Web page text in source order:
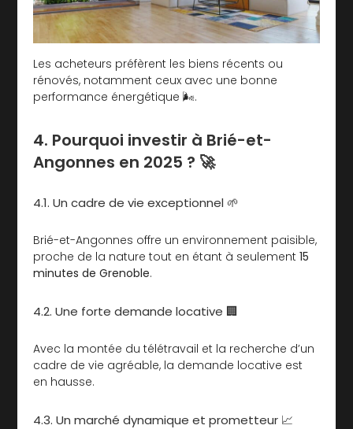
Les acheteurs préfèrent les biens récents ou
rénovés, notamment ceux avec une bonne
performance énergétique 🌬.
4. Pourquoi investir à Brié-et-
Angonnes en 2025 ? 🚀
4.1. Un cadre de vie exceptionnel 🌱
Brié-et-Angonnes offre un environnement paisible,
proche de la nature tout en étant à seulement15
minutes de Grenoble.
4.2. Une forte demande locative 🏢
Avec la montée du télétravail et la recherche d’un
cadre de vie agréable, la demande locative est
en hausse.
4.3. Un marché dynamique et prometteur 📈